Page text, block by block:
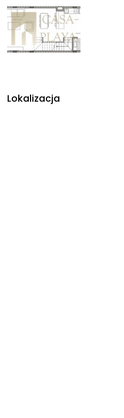
Lokalizacja